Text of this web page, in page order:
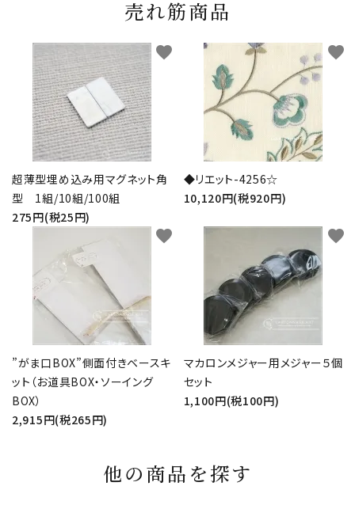
売れ筋商品
超薄型埋め込み用マグネット角
型 1組/10組/100組
275円(税25円)
favorite
◆リエット-4256☆
10,120円(税920円)
favorite
”がま口BOX”側面付きベースキ
ット（お道具BOX・ソーイング
BOX）
2,915円(税265円)
favorite
マカロンメジャー用メジャー５個
セット
1,100円(税100円)
favorite
他の商品を探す